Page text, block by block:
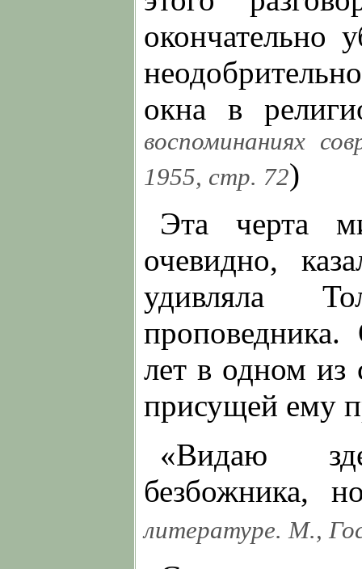
окончательно
окна в
воспоминаниях
1955, стр. 72)
Эта черта
очевидно,
удивляла
лет в одном из
присущей ему
«Видаю
безбожника,
литературе. М.,